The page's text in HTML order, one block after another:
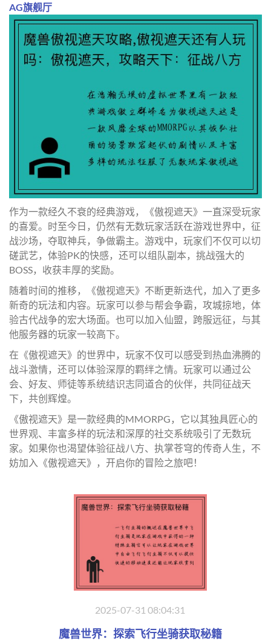
AG旗舰厅
作为一款经久不衰的经典游戏，《傲视遮天》一直深受玩家
的喜爱。时至今日，仍然有无数玩家活跃在游戏世界中，征
战沙场，夺取神兵，争做霸主。游戏中，玩家们不仅可以切
磋武艺，体验PK的快感，还可以组队副本，挑战强大的
BOSS，收获丰厚的奖励。
随着时间的推移，《傲视遮天》不断更新迭代，加入了更多
新奇的玩法和内容。玩家可以参与帮会争霸，攻城掠地，体
验古代战争的宏大场面。也可以加入仙盟，跨服远征，与其
他服务器的玩家一较高下。
在《傲视遮天》的世界中，玩家不仅可以感受到热血沸腾的
战斗激情，还可以体验深厚的羁绊之情。玩家可以通过公
会、好友、师徒等系统结识志同道合的伙伴，共同征战天
下，共创辉煌。
《傲视遮天》是一款经典的MMORPG，它以其独具匠心的
世界观、丰富多样的玩法和深厚的社交系统吸引了无数玩
家。如果你也渴望体验征战八方、执掌苍穹的传奇人生，不
妨加入《傲视遮天》，开启你的冒险之旅吧！
2025-07-31 08:04:31
魔兽世界：探索飞行坐骑获取秘籍